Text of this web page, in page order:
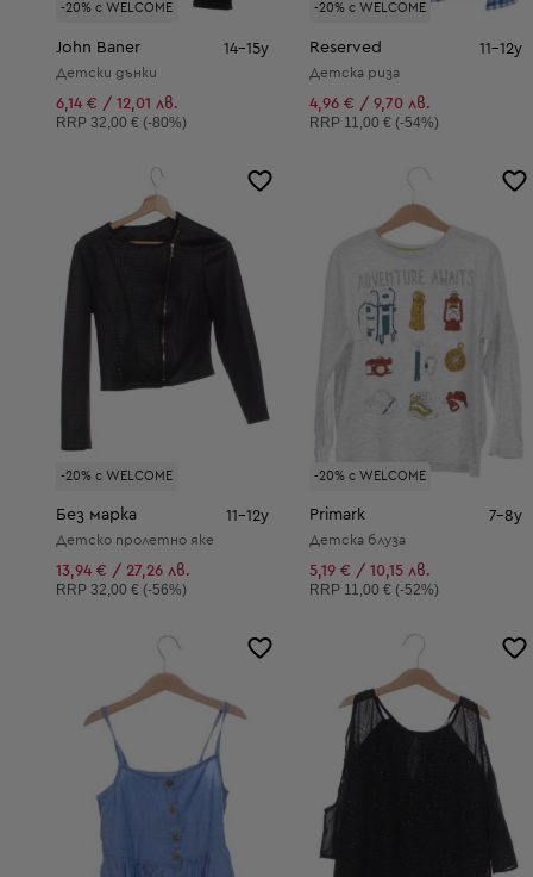
-20% с WELCOME
John Baner 14-15y
Детски дънки
6,14 € / 12,01 лв.
Препоръчителна цена:
RRP 32,00 € (-80%)
-20% с WELCOME
Reserved 11-12y
Детска риза
4,96 € / 9,70 лв.
Препоръчителна цена:
RRP 11,00 € (-54%)
-20% с WELCOME
Без марка 11-12y
Детско пролетно яке
13,94 € / 27,26 лв.
Препоръчителна цена:
RRP 32,00 € (-56%)
-20% с WELCOME
Primark 7-8y
Детска блуза
5,19 € / 10,15 лв.
Препоръчителна цена:
RRP 11,00 € (-52%)